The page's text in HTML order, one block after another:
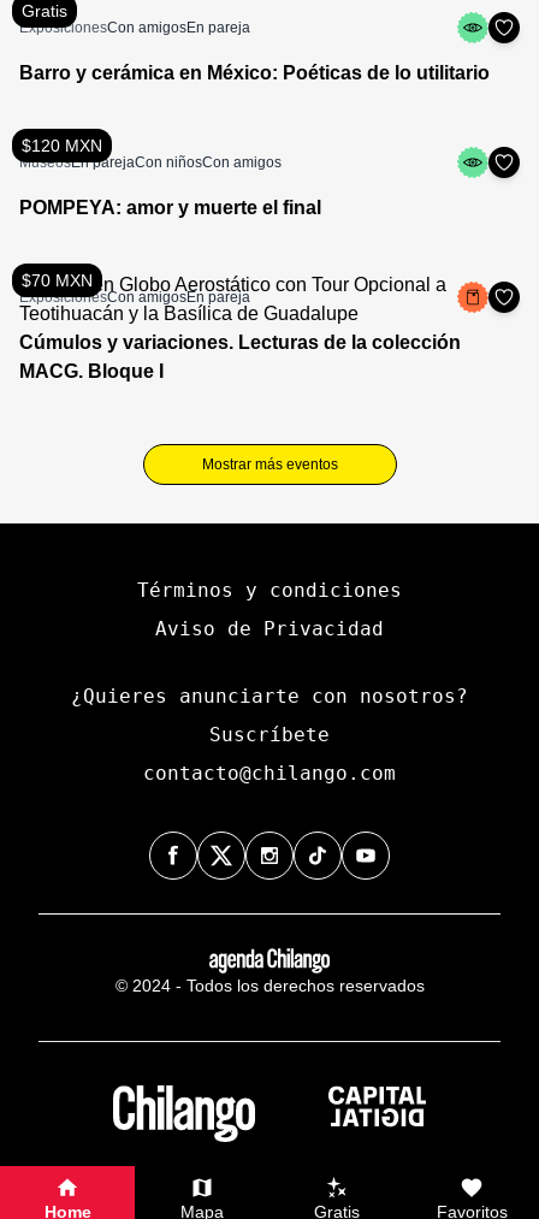
Gratis
ExposicionesCon amigosEn pareja
Barro y cerámica en México: Poéticas de lo utilitario
$120 MXN
MuseosEn parejaCon niñosCon amigos
POMPEYA: amor y muerte el final
$70 MXN
ExposicionesCon amigosEn pareja
Cúmulos y variaciones. Lecturas de la colección
MACG. Bloque I
Mostrar más eventos
Términos y condiciones
Aviso de Privacidad
¿Quieres anunciarte con nosotros?
Suscríbete
contacto@chilango.com
© 2024 - Todos los derechos reservados
Home Mapa Gratis Favoritos